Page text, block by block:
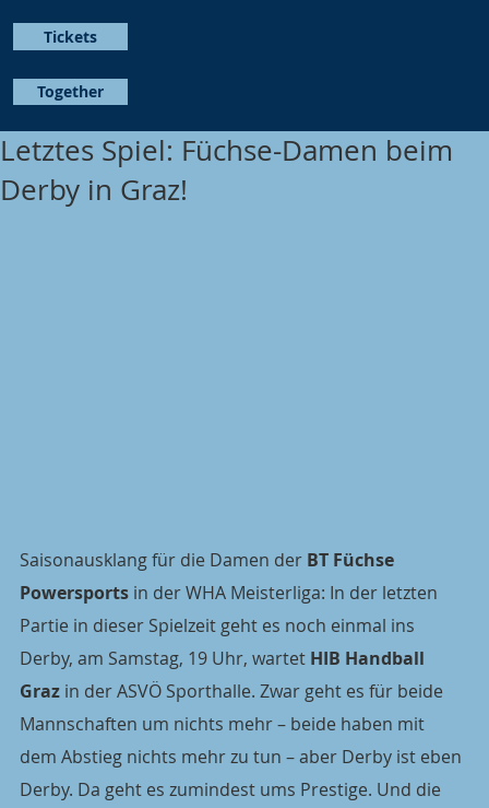
Together
Tickets
Letztes Spiel: Füchse-Damen beim
Derby in Graz!
Saisonausklang für die Damen der BT Füchse
Powersports in der WHA Meisterliga: In der letzten
Partie in dieser Spielzeit geht es noch einmal ins
Derby, am Samstag, 19 Uhr, wartet HIB Handball
Graz in der ASVÖ Sporthalle. Zwar geht es für beide
Mannschaften um nichts mehr – beide haben mit
dem Abstieg nichts mehr zu tun – aber Derby ist eben
Derby. Da geht es zumindest ums Prestige. Und die